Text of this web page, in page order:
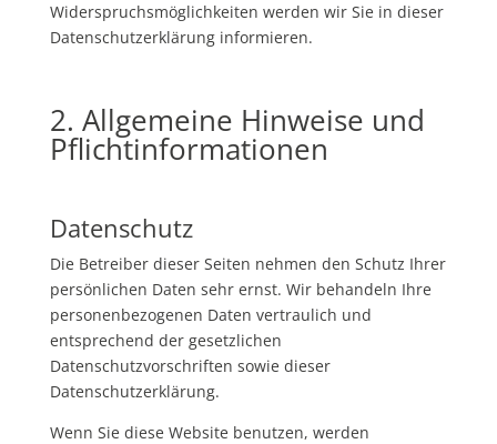
Widerspruchsmöglichkeiten werden wir Sie in dieser
Datenschutzerklärung informieren.
2. Allgemeine Hinweise und
Pflichtinformationen
Datenschutz
Die Betreiber dieser Seiten nehmen den Schutz Ihrer
persönlichen Daten sehr ernst. Wir behandeln Ihre
personenbezogenen Daten vertraulich und
entsprechend der gesetzlichen
Datenschutzvorschriften sowie dieser
Datenschutzerklärung.
Wenn Sie diese Website benutzen, werden